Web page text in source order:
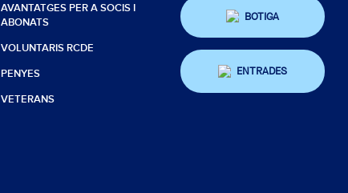
AVANTATGES PER A SOCIS I
ABONATS
VOLUNTARIS RCDE
PENYES
VETERANS
BOTIGA
ENTRADES